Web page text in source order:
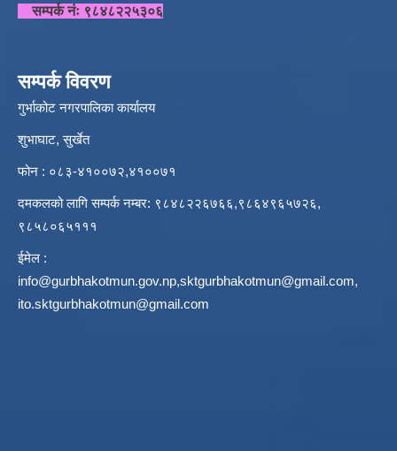
सम्पर्क नंः ९८४८२२५३०६
सम्पर्क विवरण
गुर्भाकोट नगरपालिका कार्यालय
शुभाघाट, सुर्खेत
फोन : ०८३-४१००७२,४१००७१
दमकलको लागि सम्पर्क नम्बर: ९८४८२२६७६६,९८६४९६५७२६,
९८५८०६५१११
ईमेल :
info@gurbhakotmun.gov.np,sktgurbhakotmun@gmail.com,
ito.sktgurbhakotmun@gmail.com